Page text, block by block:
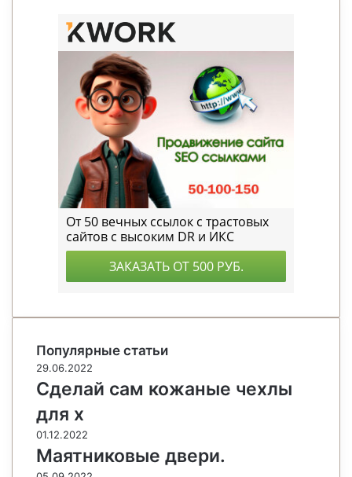
Популярные статьи
29.06.2022
Сделай сам кожаные чехлы
для x
01.12.2022
Маятниковые двери.